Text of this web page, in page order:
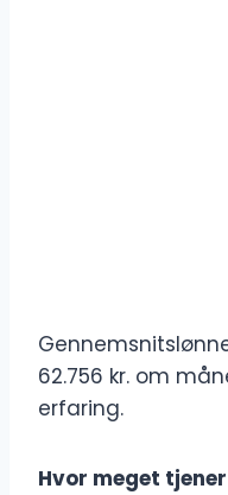
62.756 kr. om
erfaring.
Hvor meget